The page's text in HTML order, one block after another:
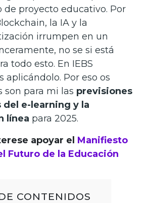
proyecto educativo. Por
la IA y la
irrumpen en un
no se si está
todo esto. En IEBS
aplicándolo. Por eso os
son para mi las previsiones
e-learning y la
línea para 2025.
apoyar el Manifiesto
Futuro de la Educación
CONTENIDOS